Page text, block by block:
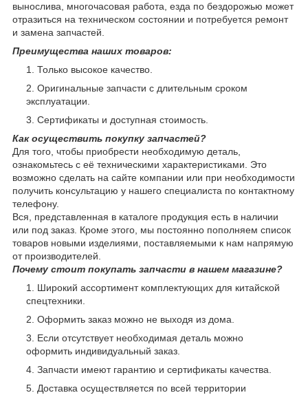
вынослива, многочасовая работа, езда по бездорожью может
отразиться на техническом состоянии и потребуется ремонт
и замена запчастей.
Преимущества наших товаров:
Только высокое качество.
Оригинальные запчасти с длительным сроком
эксплуатации.
Сертификаты и доступная стоимость.
Как осуществить покупку запчастей?
Для того, чтобы приобрести необходимую деталь,
ознакомьтесь с её техническими характеристиками. Это
возможно сделать на сайте компании или при необходимости
получить консультацию у нашего специалиста по контактному
телефону.
Вся, представленная в каталоге продукция есть в наличии
или под заказ. Кроме этого, мы постоянно пополняем список
товаров новыми изделиями, поставляемыми к нам напрямую
от производителей.
Почему стоит покупать запчасти в нашем магазине?
Широкий ассортимент комплектующих для китайской
спецтехники.
Оформить заказ можно не выходя из дома.
Если отсутствует необходимая деталь можно
оформить индивидуальный заказ.
Запчасти имеют гарантию и сертификаты качества.
Доставка осуществляется по всей территории